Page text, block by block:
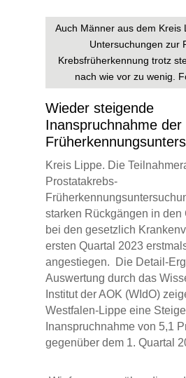
Auch Männer aus dem Kreis
Untersuchungen zur
Krebsfrüherkennung trotz
nach wie vor zu wenig.
Wieder steigende
Inanspruchnahme der
Kreis Lippe. Die
Prostatakrebs-
starken Rückgängen in den
bei den gesetzlich
ersten Quartal 2023
angestiegen. Die Detail-
Auswertung durch das
Institut der AOK (WIdO)
Westfalen-Lippe eine
Inanspruchnahme von 5,1
gegenüber dem 1. Quartal